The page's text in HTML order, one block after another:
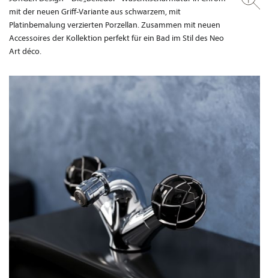
mit der neuen Griff-Variante aus schwarzem, mit
Platinbemalung verzierten Porzellan. Zusammen mit neuen
Accessoires der Kollektion perfekt für ein Bad im Stil des Neo
Art déco.